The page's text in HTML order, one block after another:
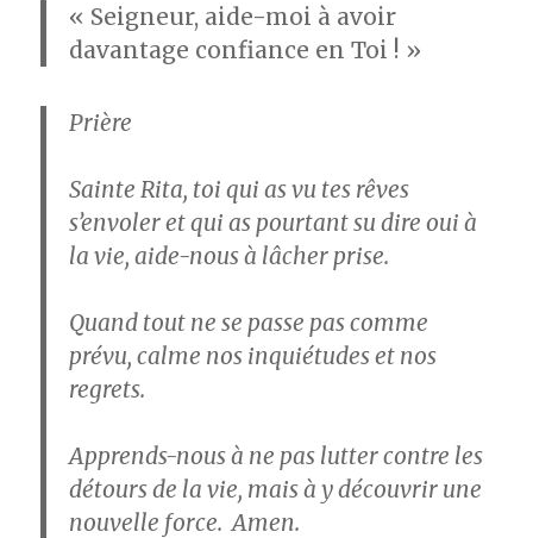
« Seigneur, aide-moi à avoir
davantage confiance en Toi ! »
Prière
Sainte Rita, toi qui as vu tes rêves
s’envoler et qui as pourtant su dire oui à
la vie, aide-nous à lâcher prise.
Quand tout ne se passe pas comme
prévu, calme nos inquiétudes et nos
regrets.
Apprends-nous à ne pas lutter contre les
détours de la vie, mais à y découvrir une
nouvelle force. Amen.